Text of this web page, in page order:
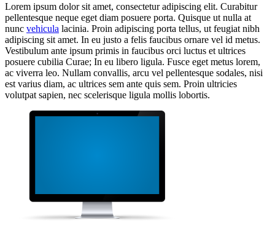
Lorem ipsum dolor sit amet, consectetur adipiscing elit. Curabitur
pellentesque neque eget diam posuere porta. Quisque ut nulla at
nunc vehicula lacinia. Proin adipiscing porta tellus, ut feugiat nibh
adipiscing sit amet. In eu justo a felis faucibus ornare vel id metus.
Vestibulum ante ipsum primis in faucibus orci luctus et ultrices
posuere cubilia Curae; In eu libero ligula. Fusce eget metus lorem,
ac viverra leo. Nullam convallis, arcu vel pellentesque sodales, nisi
est varius diam, ac ultrices sem ante quis sem. Proin ultricies
volutpat sapien, nec scelerisque ligula mollis lobortis.